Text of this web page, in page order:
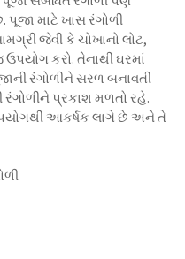
પૂજા માટે ખાસ રંગોળી
જેવી કે ચોખાનો લોટ,
કરો. તેનાથી ઘરમાં
રંગોળીને સરળ બનાવતી
રંગોળીને પ્રકાશ મળતો રહે.
ઉપયોગથી આકર્ષક લાગે છે અને તે